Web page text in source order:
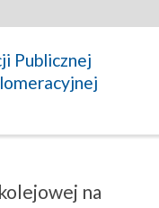
Publicznej
na